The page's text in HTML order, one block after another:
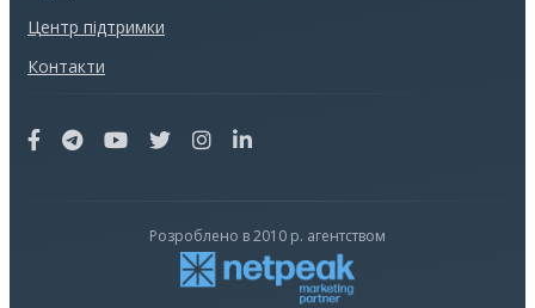
Центр підтримки
Контакти
Розроблено в 2010 р. агентством